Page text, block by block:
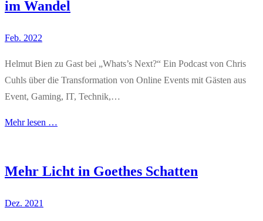
im Wandel
Feb. 2022
Helmut Bien zu Gast bei „Whats’s Next?“ Ein Podcast von Chris
Cuhls über die Transformation von Online Events mit Gästen aus
Event, Gaming, IT, Technik,…
Mehr lesen …
Mehr Licht in Goethes Schatten
Dez. 2021